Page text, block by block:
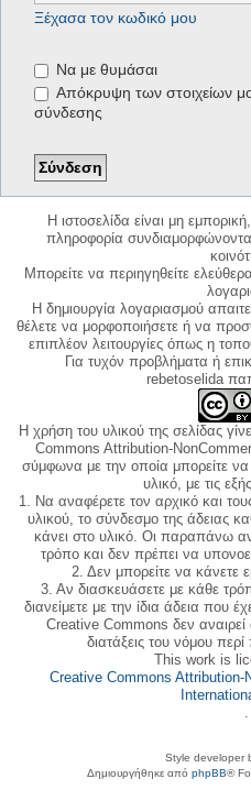
Ξέχασα τον κωδικό μου
Να με θυμάσαι
Απόκρυψη των στοιχείων
σύνδεσης
Η ιστοσελίδα είναι μη
πληροφορία
Μπορείτε να περιηγηθείτε
Η δημιουργία λογαριασμού
θέλετε να μορφοποιήσετε ή να
επιπλέον λειτουργίες όπως η
Για τυχόν προβλήματα ή
rebetoselida
Η χρήση του υλικού της σελίδας
Commons Attribution-
σύμφωνα με την οποία μπορείτε να
υλικό, με τις
1. Να αναφέρετε τον αρχικό και
υλικού, το σύνδεσμο της άδειας
κάνει στο υλικό. Οι παραπάνω
τρόπο και δεν πρέπει να
2. Δεν μπορείτε να κάνετε
3. Αν διασκευάσετε με κάθε
διανείμετε με την ίδια άδεια που
Creative Commons δεν αναιρεί
διατάξεις του νόμου περί
This work is
Creative Commons
.
Style developer
Δημιουργήθηκε από phpBB®